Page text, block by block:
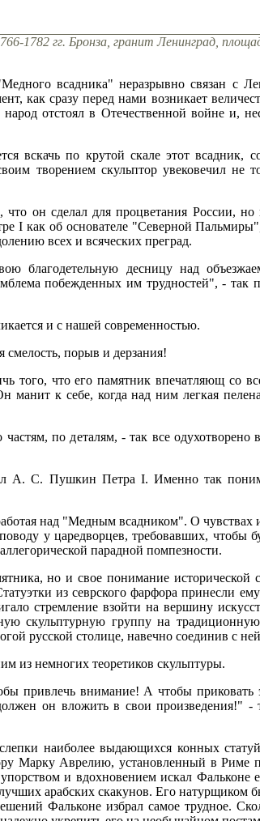
1782 гг. Бронза, гранит Ленинград,
всадника" неразрывно связан с
как сразу перед нами возникает
отстоял в Отечественной войне и,
вскачь по крутой скале этот всадник,
творением скульптор увековечил не
он сделал для процветания России, но
I как об основателе "Северной
всех и всяческих преград.
благодетельную десницу над
побежденных им трудностей", - так
и с нашей современностью.
смелость, порыв и дерзания!
того, что его памятник впечатляющ со
к себе, когда над ним легкая
по деталям, - так все одухотворено
А. С. Пушкин Петра I. Именно так
над "Медным всадником". О чувствах
у царедворцев, требовавших, чтобы
парадной помпезности.
но и свое понимание
из севрского фарфора принесли
стремление взойти на вершину
скульптурную группу на
русской столице, навечно соединив с
из немногих теоретиков скульптуры.
привлечь внимание! А чтобы
он вложить в свои произведения!" -
наиболее выдающихся конных
Марку Аврелию, установленный в Риме
и вдохновением искал Фальконе
арабских скакунов. Его натурщиком
Фальконе избрал самое трудное.